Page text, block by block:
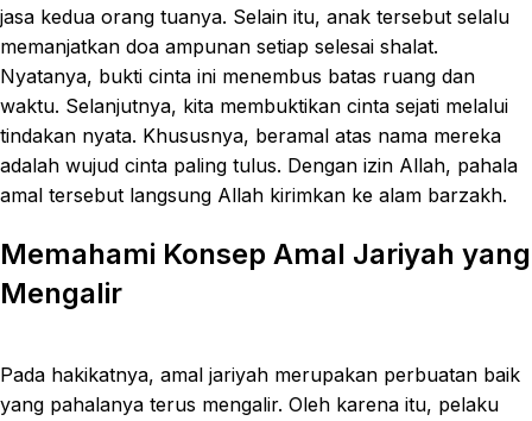
jasa kedua orang tuanya. Selain itu, anak tersebut selalu
memanjatkan doa ampunan setiap selesai shalat.
Nyatanya, bukti cinta ini menembus batas ruang dan
waktu. Selanjutnya, kita membuktikan cinta sejati melalui
tindakan nyata. Khususnya, beramal atas nama mereka
adalah wujud cinta paling tulus. Dengan izin Allah, pahala
amal tersebut langsung Allah kirimkan ke alam barzakh.
Memahami Konsep Amal Jariyah yang
Mengalir
Pada hakikatnya, amal jariyah merupakan perbuatan baik
yang pahalanya terus mengalir. Oleh karena itu, pelaku